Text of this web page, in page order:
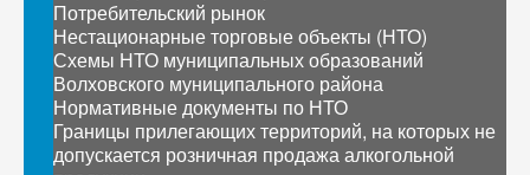
Потребительский рынок
Нестационарные торговые объекты (НТО)
Схемы НТО муниципальных образований
Волховского муниципального района
Нормативные документы по НТО
Границы прилегающих территорий, на которых не
допускается розничная продажа алкогольной